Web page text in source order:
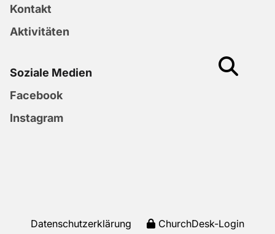
Kontakt
Aktivitäten
Soziale Medien
Facebook
Instagram
Datenschutzerklärung ChurchDesk-Login